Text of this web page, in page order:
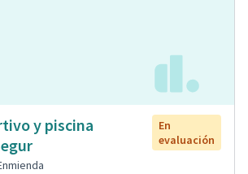
y piscina
En
evaluación